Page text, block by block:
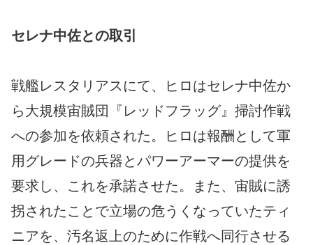
セレナ中佐との取引
戦艦レスタリアスにて、ヒロはセレナ中佐か
ら大規模宙賊団『レッドフラッグ』掃討作戦
への参加を依頼された。ヒロは報酬として軍
用グレードの兵器とパワーアーマーの提供を
要求し、これを承諾させた。また、宙賊に誘
拐されたことで立場の危うくなっていたティ
ニアを、汚名返上のために作戦へ同行させる